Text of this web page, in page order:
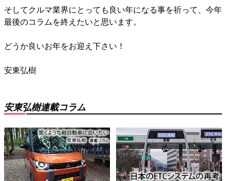
そしてクルマ業界にとっても良い年になる事を祈って、今年
最後のコラムを終えたいと思います。
どうか良いお年をお迎え下さい！
安東弘樹
安東弘樹連載コラム